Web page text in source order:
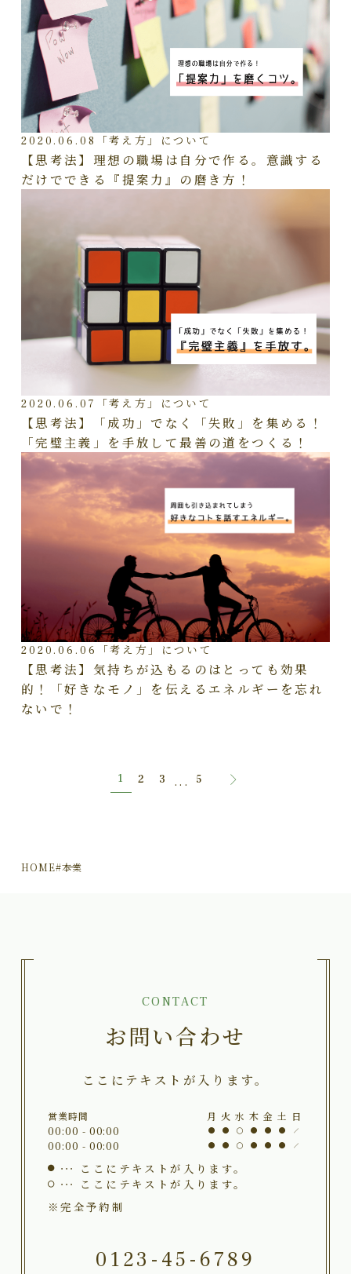
2020.06.08 「考え方」について
【思考法】理想の職場は自分で作る。意識する
だけでできる『提案力』の磨き方！
2020.06.07 「考え方」について
【思考法】「成功」でなく「失敗」を集める！
「完璧主義」を手放して最善の道をつくる！
2020.06.06 「考え方」について
【思考法】気持ちが込もるのはとっても効果
的！「好きなモノ」を伝えるエネルギーを忘れ
ないで！
1 2 3 ... 5
HOME#本業
CONTACT
お問い合わせ
ここにテキストが入ります。
営業時間 月 火 水 木 金 土 日
00:00 - 00:00
00:00 - 00:00
ここにテキストが入ります。
ここにテキストが入ります。
※完全予約制
0123-45-6789